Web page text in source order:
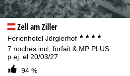
Zell am Ziller
Ferienhotel Jörglerhof ****
7 noches incl. forfait & MP PLUS
p.ej. el 20/03/27
94 %